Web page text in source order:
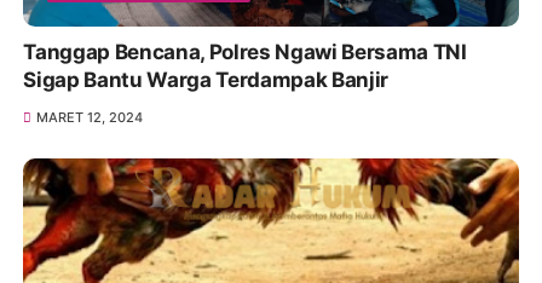
Tanggap Bencana, Polres Ngawi Bersama TNI
Sigap Bantu Warga Terdampak Banjir
MARET 12, 2024